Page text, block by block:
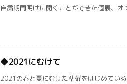
自粛期間明けに開くことができた個展、
◆2021にむけて
2021の春と夏にむけた準備をはじめてい